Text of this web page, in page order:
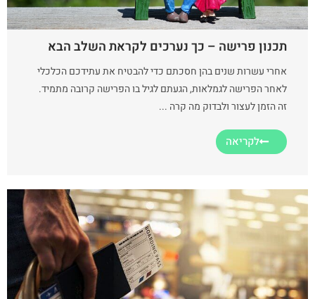
תכנון פרישה – כך נערכים לקראת השלב הבא
אחרי עשרות שנים בהן חסכתם כדי להבטיח את עתידכם הכלכלי
לאחר הפרישה לגמלאות, הגעתם לגיל בו הפרישה קרובה מתמיד.
זה הזמן לעצור ולבדוק מה קרה ...
לקריאה